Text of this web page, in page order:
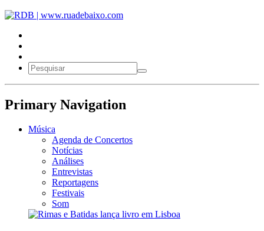
Primary Navigation
Música
Agenda de Concertos
Notícias
Análises
Entrevistas
Reportagens
Festivais
Som